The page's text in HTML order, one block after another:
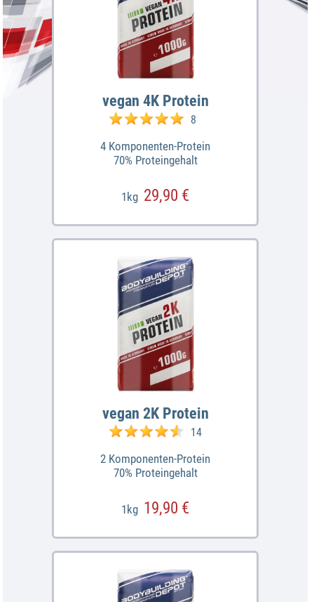
vegan 4K Protein
8
4 Komponenten-Protein
70% Proteingehalt
1kg 29,90 €
vegan 2K Protein
14
2 Komponenten-Protein
70% Proteingehalt
1kg 19,90 €